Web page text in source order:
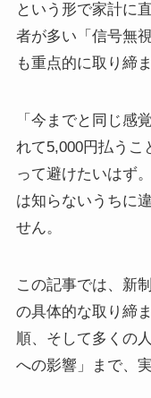
という形で家計に
者が多い「信号無
も重点的に取り締
「今までと同じ感
れて5,000円払うこ
って避けたいはず
は知らないうちに
せん。
この記事では、新
の具体的な取り締
順、そして多くの
への影響」まで、